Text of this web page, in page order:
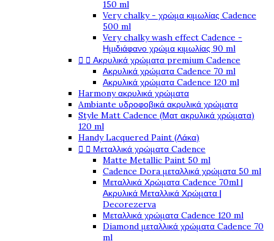
150 ml
Very chalky - χρώμα κιμωλίας Cadence
500 ml
Very chalky wash effect Cadence -
Ημιδιάφανο χρώμα κιμωλίας 90 ml
  Ακρυλικά χρώματα premium Cadence
Ακρυλικά χρώματα Cadence 70 ml
Ακρυλικά χρώματα Cadence 120 ml
Harmony ακρυλικά χρώματα
Ambiante υδροφοβικά ακρυλικά χρώματα
Style Matt Cadence (Ματ ακρυλικά χρώματα)
120 ml
Handy Lacquered Paint (Λάκα)
  Μεταλλικά χρώματα Cadence
Matte Metallic Paint 50 ml
Cadence Dora μεταλλικά χρώματα 50 ml
Μεταλλικά Χρώματα Cadence 70ml |
Ακρυλικά Μεταλλικά Χρώματα |
Decorezerva
Μεταλλικά χρώματα Cadence 120 ml
Diamond μεταλλικά χρώματα Cadence 70
ml